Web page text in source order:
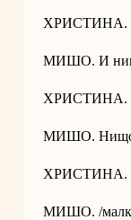
ХРИСТИНА.
МИШО. И
ХРИСТИНА.
МИШО.
ХРИСТИНА.
МИШО. /малка